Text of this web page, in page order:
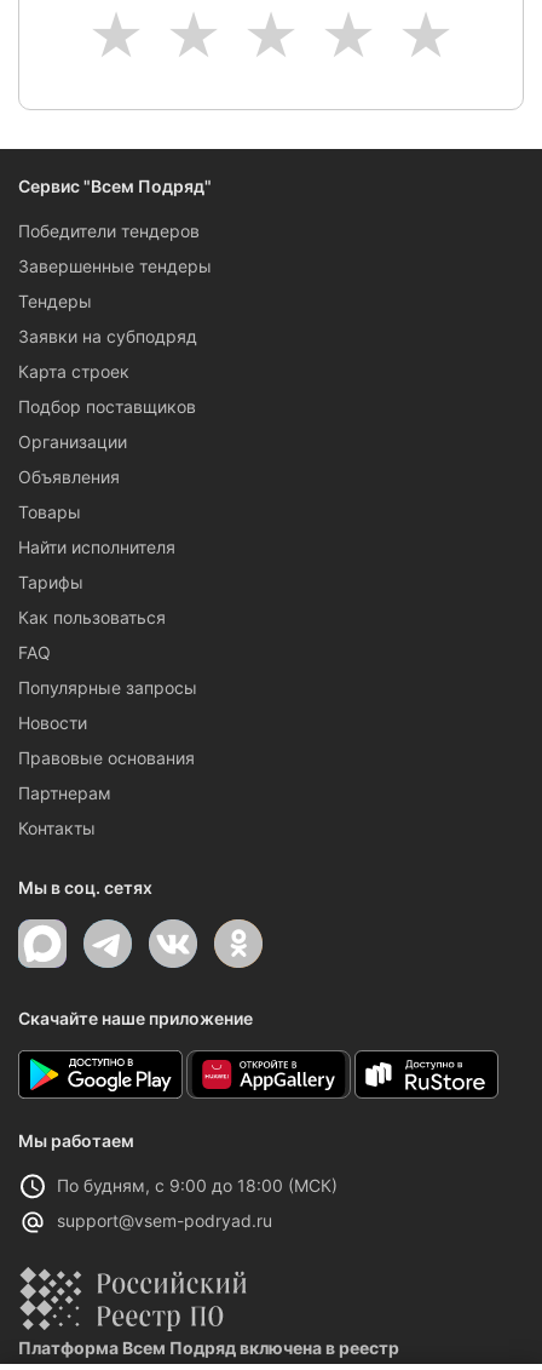
5
4
3
2
1
Сервис "Всем Подряд"
Победители тендеров
Завершенные тендеры
Тендеры
Заявки на субподряд
Карта строек
Подбор поставщиков
Организации
Объявления
Товары
Найти исполнителя
Тарифы
Как пользоваться
FAQ
Популярные запросы
Новости
Правовые основания
Партнерам
Контакты
Мы в соц. сетях
Скачайте наше приложение
Мы работаем
По будням, с 9:00 до 18:00 (МСК)
support@vsem-podryad.ru
Платформа Всем Подряд включена в реестр